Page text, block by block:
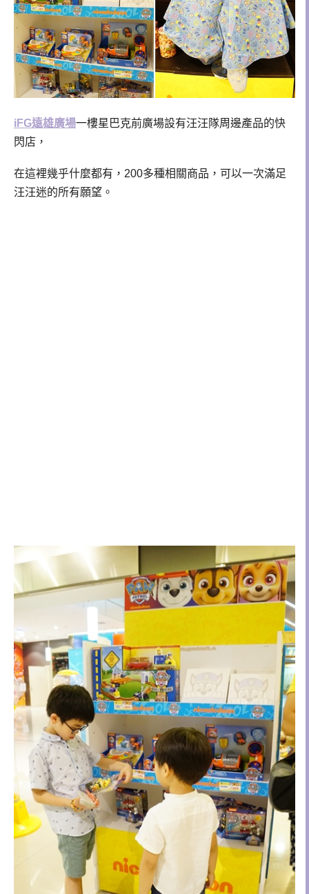
iFG遠雄廣場一樓星巴克前廣場設有汪汪隊周邊產品的快
閃店，
在這裡幾乎什麼都有，200多種相關商品，可以一次滿足
汪汪迷的所有願望。